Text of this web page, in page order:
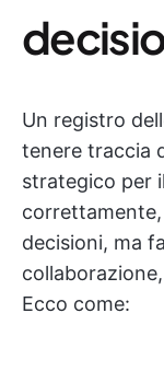
Un registro
tenere traccia
strategico per
decisioni, ma
Ecco come: